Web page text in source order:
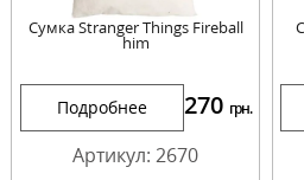
Сумка Stranger Things Fireball
him
Подробнее 270 грн.
Артикул: 2670